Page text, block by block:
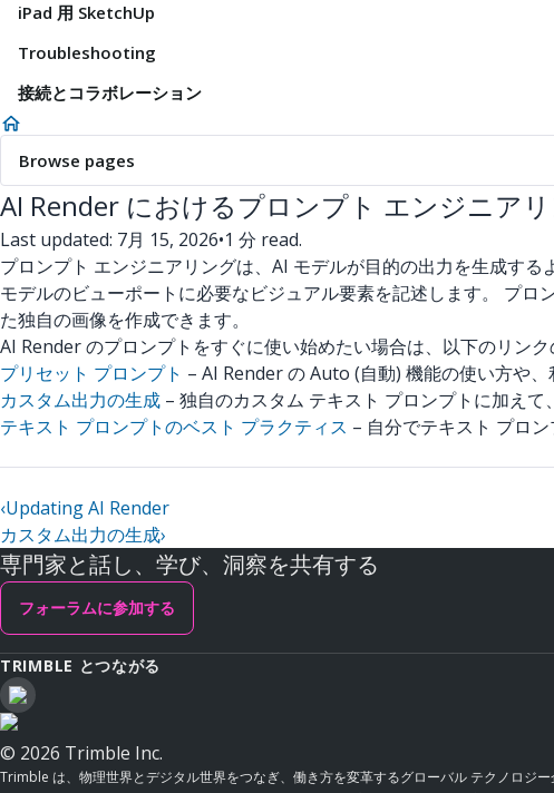
iPad 用 SketchUp
Troubleshooting
接続とコラボレーション
Browse pages
AI Render におけるプロンプト エンジニア
Last updated: 7月 15, 2026•1 分 read.
プロンプト エンジニアリングは、AI モデルが目的の出力を生成す
モデルのビューポートに必要なビジュアル要素を記述します。 プ
た独自の画像を作成できます。
AI Render のプロンプトをすぐに使い始めたい場合は、以下のリンク
プリセット プロンプト – AI Render の Auto (自動) 機能の使い方や
カスタム出力の生成 – 独自のカスタム テキスト プロンプトに加え
テキスト プロンプトのベスト プラクティス – 自分でテキスト プロ
‹Updating AI Render
カスタム出力の生成›
専門家と話し、学び、洞察を共有する
フォーラムに参加する
TRIMBLE とつながる
© 2026 Trimble Inc.
Trimble は、物理世界とデジタル世界をつなぎ、働き方を変革するグローバル テクノロジ